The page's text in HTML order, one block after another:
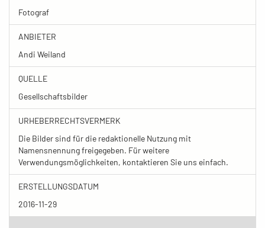
Fotograf
ANBIETER
Andi Weiland
QUELLE
Gesellschaftsbilder
URHEBERRECHTSVERMERK
Die Bilder sind für die redaktionelle Nutzung mit
Namensnennung freigegeben. Für weitere
Verwendungsmöglichkeiten, kontaktieren Sie uns einfach.
ERSTELLUNGSDATUM
2016-11-29